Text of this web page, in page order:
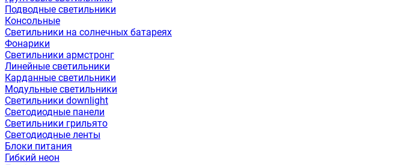
Подводные светильники
Консольные
Светильники на солнечных батареях
Фонарики
Светильники армстронг
Линейные светильники
Карданные светильники
Модульные светильники
Светильники downlight
Светодиодные панели
Светильники грильято
Светодиодные ленты
Блоки питания
Гибкий неон